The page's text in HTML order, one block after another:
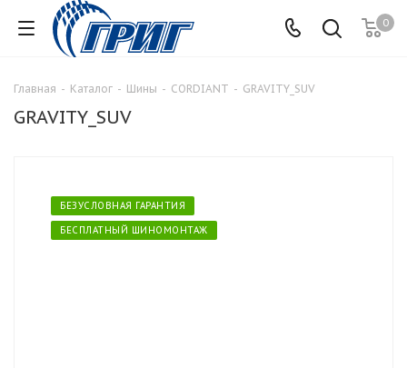
0
Главная - Каталог - Шины - CORDIANT - GRAVITY_SUV
GRAVITY_SUV
БЕЗУСЛОВНАЯ ГАРАНТИЯ
БЕСПЛАТНЫЙ ШИНОМОНТАЖ